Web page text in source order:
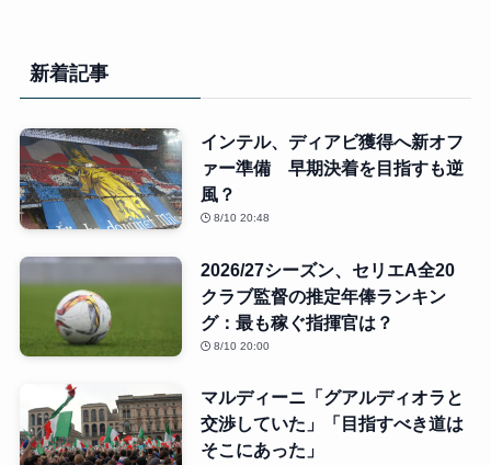
新着記事
インテル、ディアビ獲得へ新オフ
ァー準備 早期決着を目指すも逆
風？
8/10 20:48
2026/27シーズン、セリエA全20
クラブ監督の推定年俸ランキン
グ：最も稼ぐ指揮官は？
8/10 20:00
マルディーニ「グアルディオラと
交渉していた」「目指すべき道は
そこにあった」